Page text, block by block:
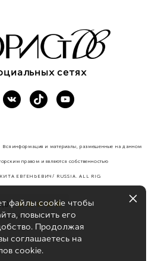
сетях
информация и материалы, размещенные на данном
правом и являются собственностью
ЕВГЕНЬЕВИЧ/ RUSSIA. ALL RIG
сайт от vigbo
файлы cookie чтобы
повысить его
Продолжая
соглашаетесь на
cookie.